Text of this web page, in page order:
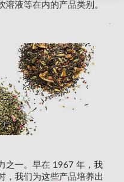
液等在内的产品类别。
之一。早在 1967 年，我
，我们为这些产品培养出